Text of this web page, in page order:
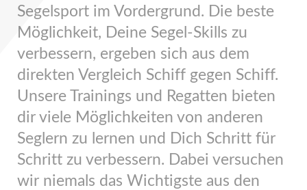
Segelsport im Vordergrund. Die beste
Möglichkeit, Deine Segel-Skills zu
verbessern, ergeben sich aus dem
direkten Vergleich Schiff gegen Schiff.
Unsere Trainings und Regatten bieten
dir viele Möglichkeiten von anderen
Seglern zu lernen und Dich Schritt für
Schritt zu verbessern. Dabei versuchen
wir niemals das Wichtigste aus den